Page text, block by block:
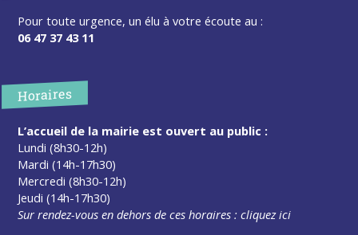
Pour toute urgence, un élu à votre écoute au :
06 47 37 43 11
Horaires
L’accueil de la mairie est ouvert au public :
Lundi (8h30-12h)
Mardi (14h-17h30)
Mercredi (8h30-12h)
Jeudi (14h-17h30)
Sur rendez-vous en dehors de ces horaires :cliquez ici